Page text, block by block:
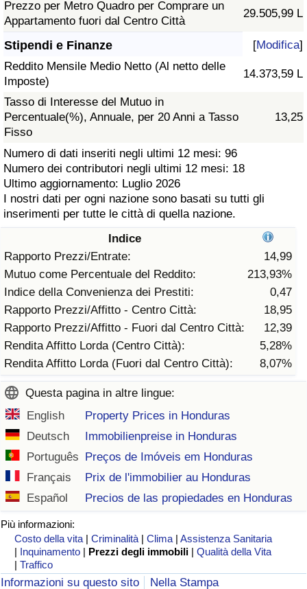
Prezzo per Metro Quadro per Comprare un
Appartamento fuori dal Centro Città
29.505,99 L
Stipendi e Finanze [Modifica]
Reddito Mensile Medio Netto (Al netto delle
Imposte)
14.373,59 L
Tasso di Interesse del Mutuo in
Percentuale(%), Annuale, per 20 Anni a Tasso
Fisso
13,25
Numero di dati inseriti negli ultimi 12 mesi: 96
Numero dei contributori negli ultimi 12 mesi: 18
Ultimo aggiornamento: Luglio 2026
I nostri dati per ogni nazione sono basati su tutti gli
inserimenti per tutte le città di quella nazione.
Indice
Rapporto Prezzi/Entrate:
14,99
Mutuo come Percentuale del Reddito:
213,93%
Indice della Convenienza dei Prestiti:
0,47
Rapporto Prezzi/Affitto - Centro Città:
18,95
Rapporto Prezzi/Affitto - Fuori dal Centro Città:
12,39
Rendita Affitto Lorda (Centro Città):
5,28%
Rendita Affitto Lorda (Fuori dal Centro Città):
8,07%
Questa pagina in altre lingue:
English
Property Prices in Honduras
Deutsch
Immobilienpreise in Honduras
Português Preços de Imóveis em Honduras
Français
Prix de l'immobilier au Honduras
Español
Precios de las propiedades en Honduras
Più informazioni:
Costo della vita |Criminalità |Clima |Assistenza Sanitaria
| Inquinamento | Prezzi degli immobili |Qualità della Vita
|Traffico
Informazioni su questo sito Nella Stampa
Indice dell’Assistenza Sanitaria
Indice dell’Assistenza Sanitaria per
Nazione
Inquinamento
Indice dell’Inquinamento (Corrente)
Indice di inquinamento
Indice dell’Inquinamento per Nazione
Traffico
Indice del Traffico
Indice del traffico (Corrente)
Indice del traffico per Nazione